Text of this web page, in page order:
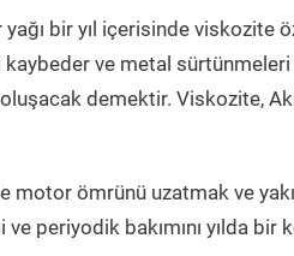
yağı bir yıl içerisinde
ve metal sürtünmeleri
demektir. Viskozite,
motor ömrünü uzatmak ve
periyodik bakımını yılda bir